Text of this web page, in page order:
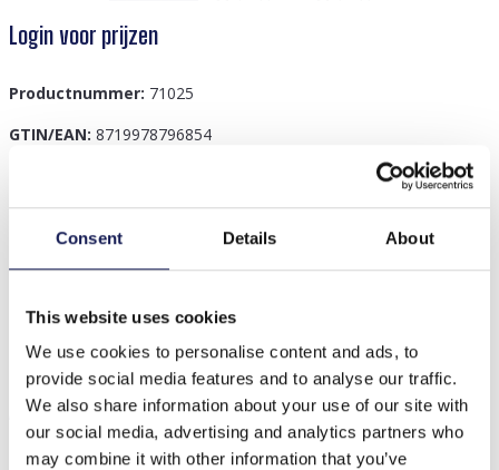
Consent Details About
This website uses cookies
We use cookies to personalise content and ads, to
provide social media features and to analyse our traffic.
We also share information about your use of our site with
our social media, advertising and analytics partners who
may combine it with other information that you’ve
Login voor prijzen
Productnummer: 71025
GTIN/EAN: 8719978796854
Titel: R-J6.1 BAG1116-002-3 Make-uptasje Harten —
in stijl georganis…Meer
Anderen kochten ook